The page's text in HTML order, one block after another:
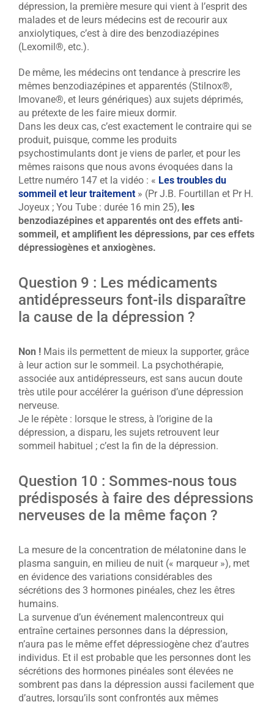
dépression, la première mesure qui vient à l’esprit des
malades et de leurs médecins est de recourir aux
anxiolytiques, c’est à dire des benzodiazépines
(Lexomil®, etc.).
De même, les médecins ont tendance à prescrire les
mêmes benzodiazépines et apparentés (Stilnox®,
Imovane®, et leurs génériques) aux sujets déprimés,
au prétexte de les faire mieux dormir.
Dans les deux cas, c’est exactement le contraire qui se
produit, puisque, comme les produits
psychostimulants dont je viens de parler, et pour les
mêmes raisons que nous avons évoquées dans la
Lettre numéro 147 et la vidéo : « Les troubles du
sommeil et leur traitement» (Pr J.B. Fourtillan et Pr H.
Joyeux ; You Tube : durée 16 min 25), les
benzodiazépines et apparentés ont des effets anti-
sommeil, et amplifient les dépressions, par ces effets
dépressiogènes et anxiogènes.
Question 9 : Les médicaments
antidépresseurs font-ils disparaître
la cause de la dépression ?
Non !Mais ils permettent de mieux la supporter, grâce
à leur action sur le sommeil. La psychothérapie,
associée aux antidépresseurs, est sans aucun doute
très utile pour accélérer la guérison d’une dépression
nerveuse.
Je le répète : lorsque le stress, à l’origine de la
dépression, a disparu, les sujets retrouvent leur
sommeil habituel ; c’est la fin de la dépression.
Question 10 : Sommes-nous tous
prédisposés à faire des dépressions
nerveuses de la même façon ?
La mesure de la concentration de mélatonine dans le
plasma sanguin, en milieu de nuit (« marqueur »), met
en évidence des variations considérables des
sécrétions des 3 hormones pinéales, chez les êtres
humains.
La survenue d’un événement malencontreux qui
entraîne certaines personnes dans la dépression,
n’aura pas le même effet dépressiogène chez d’autres
individus. Et il est probable que les personnes dont les
sécrétions des hormones pinéales sont élevées ne
sombrent pas dans la dépression aussi facilement que
d’autres, lorsqu’ils sont confrontés aux mêmes